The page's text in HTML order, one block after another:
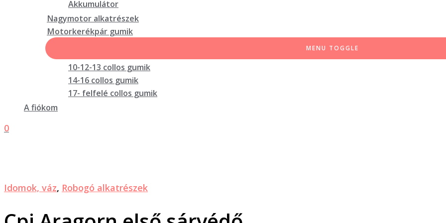
Akkumulátor
Nagymotor alkatrészek
Motorkerékpár gumik
MENU TOGGLE
10-12-13 collos gumik
14-16 collos gumik
17- felfelé collos gumik
A fiókom
0
Idomok, váz, Robogó alkatrészek